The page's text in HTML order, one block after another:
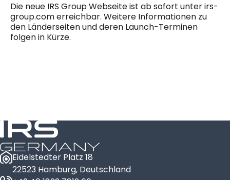
Die neue IRS Group Webseite ist ab sofort unter irs-
group.com erreichbar. Weitere Informationen zu
den Länderseiten und deren Launch-Terminen
folgen in Kürze.
Eidelstedter Platz 18
22523 Hamburg, Deutschland